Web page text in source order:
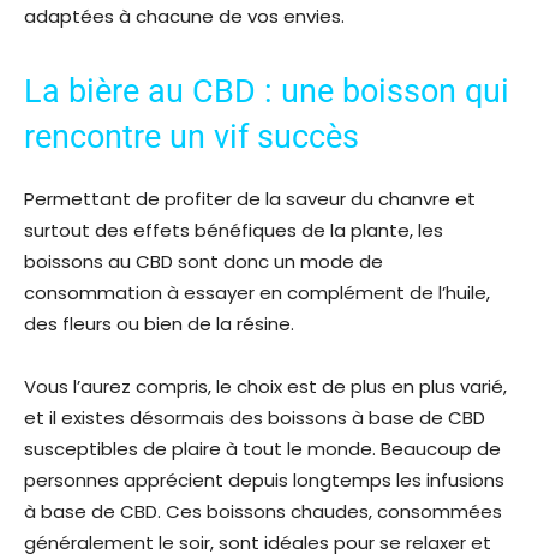
adaptées à chacune de vos envies.
La bière au CBD : une boisson qui
rencontre un vif succès
Permettant de profiter de la saveur du chanvre et
surtout des effets bénéfiques de la plante, les
boissons au CBD sont donc un mode de
consommation à essayer en complément de l’huile,
des fleurs ou bien de la résine.
Vous l’aurez compris, le choix est de plus en plus varié,
et il existes désormais des boissons à base de CBD
susceptibles de plaire à tout le monde. Beaucoup de
personnes apprécient depuis longtemps les infusions
à base de CBD. Ces boissons chaudes, consommées
généralement le soir, sont idéales pour se relaxer et